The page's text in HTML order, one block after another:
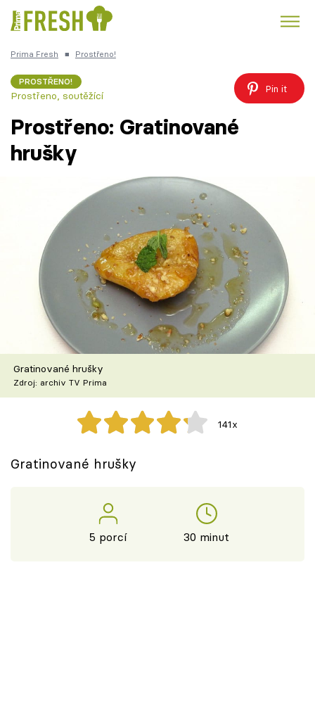
Česká kuchyně
Recepty
Články
TV Program
Škola vaření
Recepty z TV
Speciál: Cuketa
Těhotnej kuchař
Sledujte prima+
Prima Fresh ■ Prostřeno!
PROSTŘENO!
Prostřeno, soutěžící
Pin it
Prostřeno: Gratinované
hrušky
Gratinované hrušky
Zdroj: archiv TV Prima
141x
Gratinované hrušky
5 porcí 30 minut